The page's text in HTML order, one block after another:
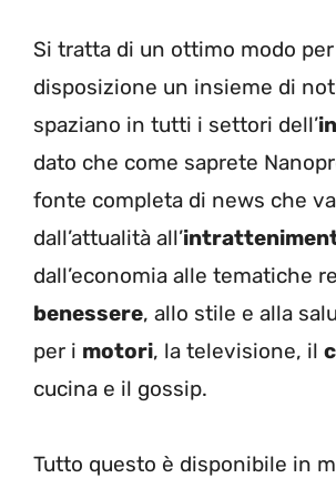
Si tratta di un ottimo modo
disposizione un insieme di
spaziano in tutti i settori dell’
dato che come saprete
fonte completa di news che
dall’attualità all’
dall’economia alle tematiche
benessere, allo stile e alla
per i motori, la televisione, il
cucina e il gossip.
Tutto questo è disponibile in